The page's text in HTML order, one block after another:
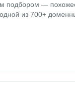
подбором —
из 700+